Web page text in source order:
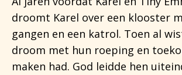
droomt Karel over een klooster
gangen en een katrol. Toen al
droom met hun roeping en
maken had. God leidde hen